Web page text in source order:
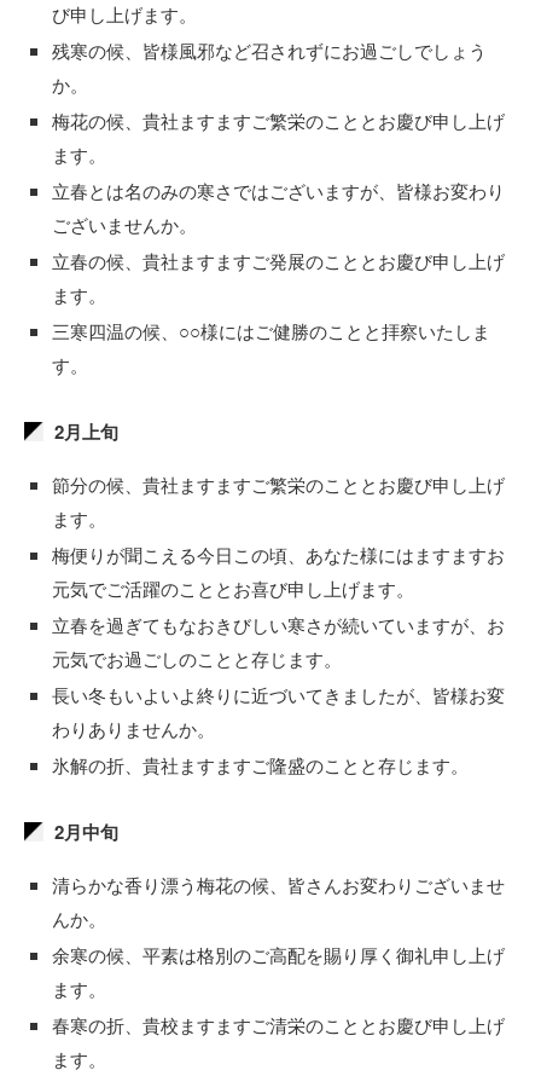
び申し上げます。
残寒の候、皆様風邪など召されずにお過ごしでしょう
か。
梅花の候、貴社ますますご繁栄のこととお慶び申し上げ
ます。
立春とは名のみの寒さではございますが、皆様お変わり
ございませんか。
立春の候、貴社ますますご発展のこととお慶び申し上げ
ます。
三寒四温の候、○○様にはご健勝のことと拝察いたしま
す。
2月上旬
節分の候、貴社ますますご繁栄のこととお慶び申し上げ
ます。
梅便りが聞こえる今日この頃、あなた様にはますますお
元気でご活躍のこととお喜び申し上げます。
立春を過ぎてもなおきびしい寒さが続いていますが、お
元気でお過ごしのことと存じます。
長い冬もいよいよ終りに近づいてきましたが、皆様お変
わりありませんか。
氷解の折、貴社ますますご隆盛のことと存じます。
2月中旬
清らかな香り漂う梅花の候、皆さんお変わりございませ
んか。
余寒の候、平素は格別のご高配を賜り厚く御礼申し上げ
ます。
春寒の折、貴校ますますご清栄のこととお慶び申し上げ
ます。